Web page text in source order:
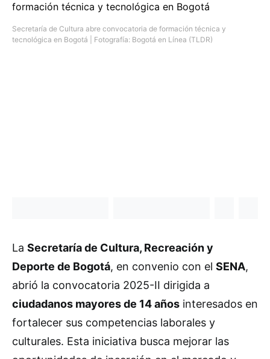
Secretaría de Cultura abre convocatoria de formación técnica y
tecnológica en Bogotá | Fotografía: Bogotá en Línea (TLDR)
La Secretaría de Cultura, Recreación y
Deporte de Bogotá, en convenio con el SENA,
abrió la convocatoria 2025-II dirigida a
ciudadanos mayores de 14 años interesados en
fortalecer sus competencias laborales y
culturales. Esta iniciativa busca mejorar las